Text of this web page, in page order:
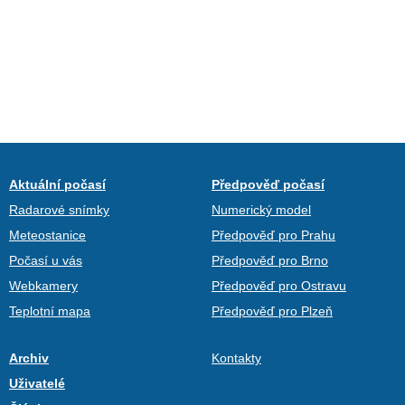
Aktuální počasí
Radarové snímky
Meteostanice
Počasí u vás
Webkamery
Teplotní mapa
Předpověď počasí
Numerický model
Předpověď pro Prahu
Předpověď pro Brno
Předpověď pro Ostravu
Předpověď pro Plzeň
Archiv
Uživatelé
Kontakty